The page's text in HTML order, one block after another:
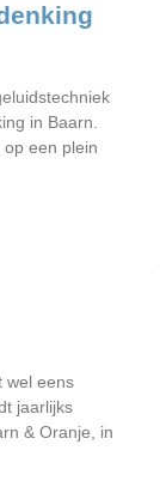
in Baarn.
een plein
wel eens
jaarlijks
& Oranje, in